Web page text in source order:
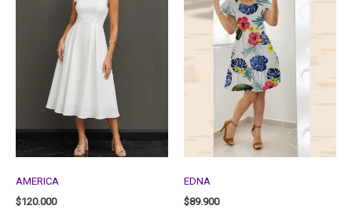
AMERICA
$120.000
EDNA
$89.900